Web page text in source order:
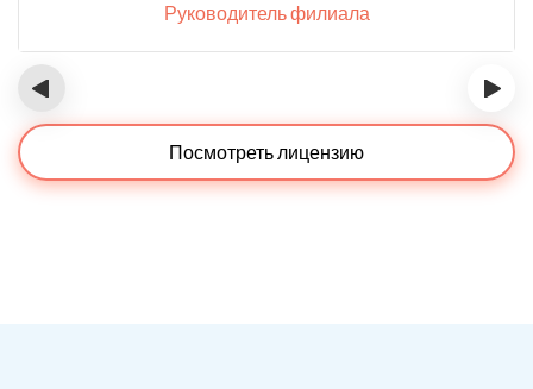
Руководитель филиала
‹ ›
Посмотреть лицензию